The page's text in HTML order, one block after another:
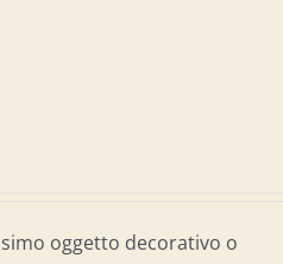
oggetto decorativo o